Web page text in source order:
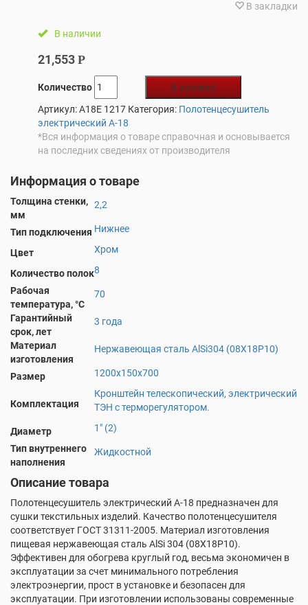
В закладки
В наличии
21,553 Р
Количество
В корзину
Артикул:A18E 1217 Категория: Полотенцесушитель
электрический А-18
*Вся информация о товаре справочная и основывается
на последних сведениях от производителя
Информация о товаре
Толщина стенки,
мм
2,2
Тип подключения Нижнее
Цвет Хром
Количество полок8
Рабочая
температура, °С
70
Гарантийный
срок, лет
3 года
Материал
изготовления
Нержавеющая сталь AlSi304 (08Х18Р10)
Размер 1200х150х700
Комплектация
Кронштейн телескопический, электрический
ТЭН с терморегулятором.
Диаметр
1" (2)
Тип внутреннего
наполнения
Жидкостной
Описание товара
Полотенцесушитель электрический А-18 предназначен для
сушки текстильных изделий. Качество полотенцесушителя
соответствует ГОСТ 31311-2005. Материал изготовления
пищевая нержавеющая сталь AlSi 304 (08X18P10).
Эффективен для обогрева круглый год, весьма экономичен в
эксплуатации за счет минимального потребления
электроэнергии, прост в установке и безопасен для
эксплуатации. При изготовлении использованы современные